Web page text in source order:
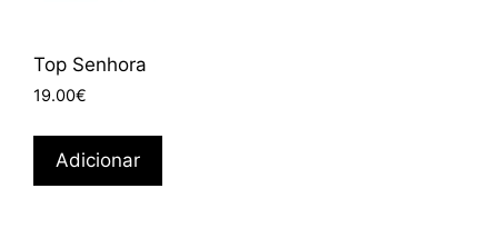
Top Senhora
19.00€
Adicionar